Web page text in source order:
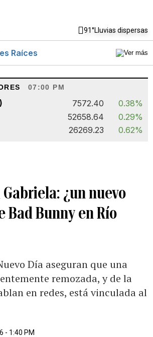
91°Lluvias dispersas
Raíces
07:00 PM
7572.40
0.38%
52658.64
0.29%
26269.23 0.62%
Gabriela: ¿un nuevo
Bad Bunny en Río
Día aseguran que una
remozada, y de la
en redes, está vinculada al
- 1:40 PM